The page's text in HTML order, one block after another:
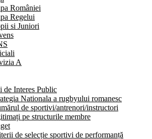
României
Regelui
si Juniori
A
de Interes Public
Nationala a rugbyului romanesc
de sportivi/antrenori/instructori
pe structurile membre
de selecție sportivi de performanță